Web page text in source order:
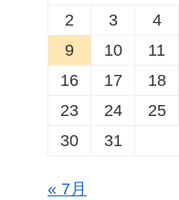
2
3 4
9
10 11
16
17 18
23
24 25
30
31
« 7月